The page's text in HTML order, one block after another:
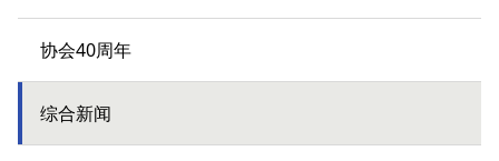
协会40周年
综合新闻